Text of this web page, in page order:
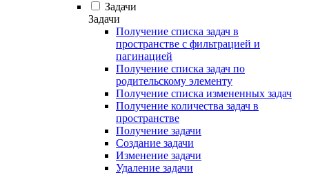
Задачи
Задачи
Получение списка задач в
пространстве с фильтрацией и
пагинацией
Получение списка задач по
родительскому элементу
Получение списка измененных задач
Получение количества задач в
пространстве
Получение задачи
Создание задачи
Изменение задачи
Удаление задачи